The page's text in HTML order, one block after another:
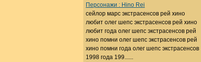
Персонажи : Hino Rei
сейлор марс экстрасенсов рей хино
любит олег шепс экстрасенсов рей хино
любит года олег шепс экстрасенсов рей
хино помни олег шепс экстрасенсов рей
хино помни года олег шепс экстрасенсов
1998 года 199......